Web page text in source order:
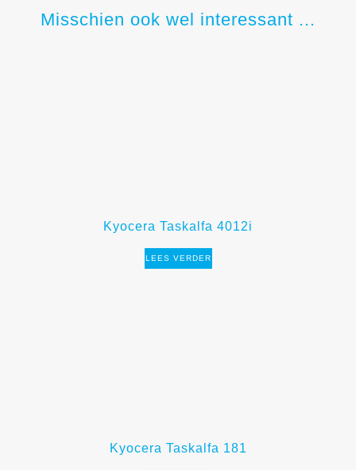
Misschien ook wel interessant ...
Kyocera Taskalfa 4012i
LEES VERDER
Kyocera Taskalfa 181